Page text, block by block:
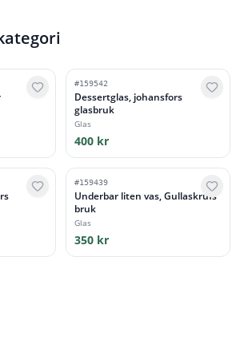
#159542
Dessertglas, johansfors
glasbruk
Glas
400 kr
#159439
Underbar liten vas, Gullaskrufs
bruk
Glas
350 kr